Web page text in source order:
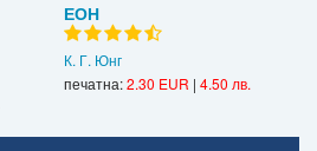
ЕОН
К. Г. Юнг
печатна:2.30 EUR | 4.50 лв.